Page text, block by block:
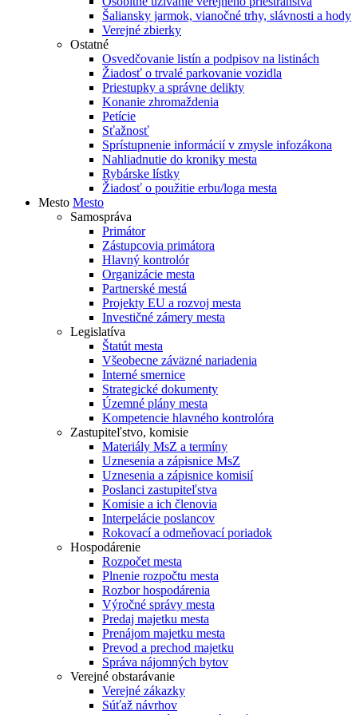
Šaliansky jarmok, vianočné trhy, slávnosti a hody
Verejné zbierky
Ostatné
Osvedčovanie listín a podpisov na listinách
Žiadosť o trvalé parkovanie vozidla
Priestupky a správne delikty
Konanie zhromaždenia
Petície
Sťažnosť
Sprístupnenie informácií v zmysle infozákona
Nahliadnutie do kroniky mesta
Rybárske lístky
Žiadosť o použitie erbu/loga mesta
Mesto Mesto
Samospráva
Primátor
Zástupcovia primátora
Hlavný kontrolór
Organizácie mesta
Partnerské mestá
Projekty EU a rozvoj mesta
Investičné zámery mesta
Legislatíva
Štatút mesta
Všeobecne záväzné nariadenia
Interné smernice
Strategické dokumenty
Územné plány mesta
Kompetencie hlavného kontrolóra
Zastupiteľstvo, komisie
Materiály MsZ a termíny
Uznesenia a zápisnice MsZ
Uznesenia a zápisnice komisií
Poslanci zastupiteľstva
Komisie a ich členovia
Interpelácie poslancov
Rokovací a odmeňovací poriadok
Hospodárenie
Rozpočet mesta
Plnenie rozpočtu mesta
Rozbor hospodárenia
Výročné správy mesta
Predaj majetku mesta
Prenájom majetku mesta
Prevod a prechod majetku
Správa nájomných bytov
Verejné obstarávanie
Verejné zákazky
Súťaž návrhov